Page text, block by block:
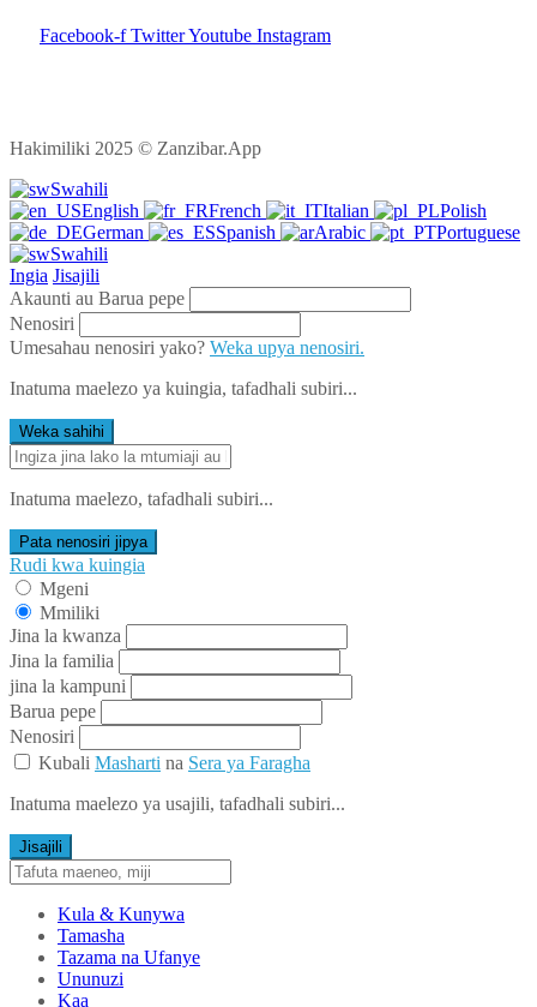
Facebook-f TwitterYoutube Instagram
Hakimiliki 2025 © Zanzibar.App
Swahili
English
French Italian
Polish
German
Spanish Arabic
Portuguese
Swahili
Ingia Jisajili
Akaunti au Barua pepe
Nenosiri
Umesahau nenosiri yako? Weka upya nenosiri.
Inatuma maelezo ya kuingia, tafadhali subiri...
Weka sahihi
Inatuma maelezo, tafadhali subiri...
Pata nenosiri jipya
Rudi kwa kuingia
Mgeni
Mmiliki
Jina la kwanza
Jina la familia
jina la kampuni
Barua pepe
Nenosiri
Kubali Masharti na Sera ya Faragha
Inatuma maelezo ya usajili, tafadhali subiri...
Jisajili
Kula & Kunywa
Tamasha
Tazama na Ufanye
Ununuzi
Kaa